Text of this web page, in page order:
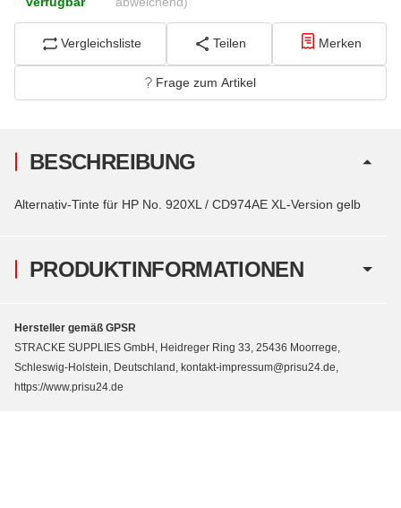
Vergleichsliste Teilen Merken
Frage zum Artikel
PRODUKTINFORMATIONEN
BESCHREIBUNG
Alternativ-Tinte für HP No. 920XL / CD974AE XL-Version gelb
Hersteller gemäß GPSR
STRACKE SUPPLIES GmbH, Heidreger Ring 33, 25436 Moorrege,
Schleswig-Holstein, Deutschland, kontakt-impressum@prisu24.de,
https://www.prisu24.de